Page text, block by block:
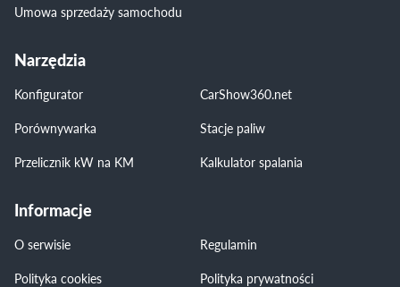
Umowa sprzedaży samochodu
Narzędzia
Konfigurator
CarShow360.net
Porównywarka
Stacje paliw
Przelicznik kW na KM
Kalkulator spalania
Informacje
O serwisie
Regulamin
Polityka cookies
Polityka prywatności